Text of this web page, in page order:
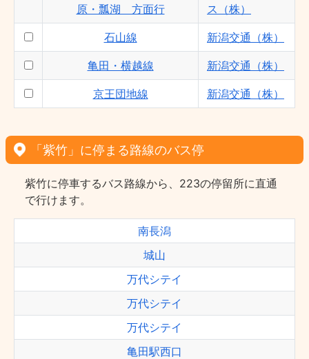
原・瓢湖 方面行
ス（株）
石山線 新潟交通（株）
亀田・横越線 新潟交通（株）
京王団地線 新潟交通（株）
「紫竹」に停まる路線のバス停
紫竹に停車するバス路線から、223の停留所に直通
で行けます。
南長潟
城山
万代シテイ
万代シテイ
万代シテイ
亀田駅西口